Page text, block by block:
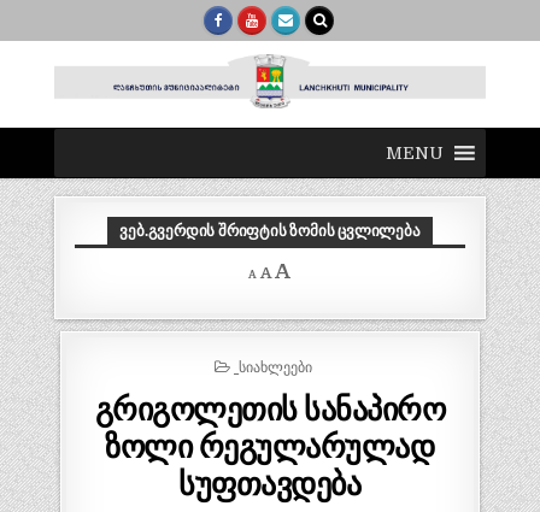
MENU
ᲕᲔᲑ.ᲒᲕᲔᲠᲓᲘᲡ ᲨᲠᲘᲤᲢᲘᲡ ᲖᲝᲛᲘᲡ ᲪᲕᲚᲘᲚᲔᲑᲐ
A
Decrease
font
A Reset
A
size.
POSTED
_ᲡᲘᲐᲮᲚᲔᲔᲑᲘ
გრიგოლეთის სანაპირო
ზოლი რეგულარულად
სუფთავდება